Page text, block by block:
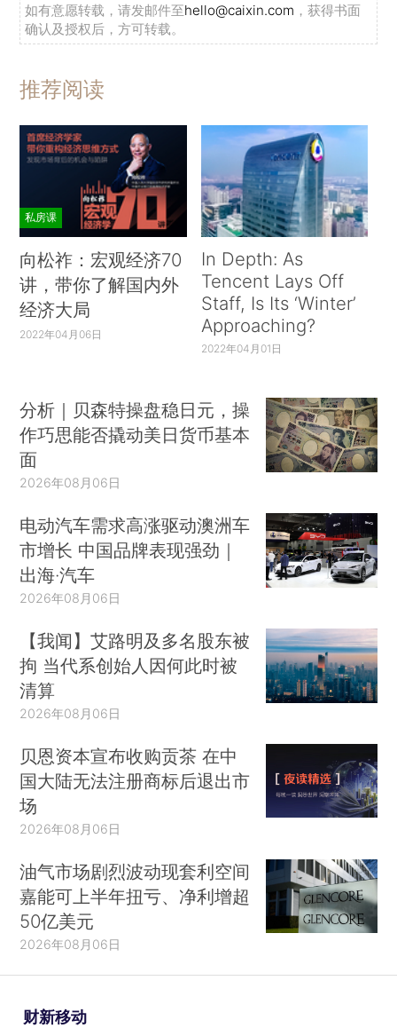
如有意愿转载，请发邮件至hello@caixin.com ，获得书面
确认及授权后，方可转载。
推荐阅读
私房课
向松祚：宏观经济70
讲，带你了解国内外
经济大局
2022年04月06日
In Depth: As
Tencent Lays Off
Staff, Is Its ‘Winter’
Approaching?
2022年04月01日
分析｜贝森特操盘稳日元，操
作巧思能否撬动美日货币基本
面
2026年08月06日
电动汽车需求高涨驱动澳洲车
市增长 中国品牌表现强劲｜
出海·汽车
2026年08月06日
【我闻】艾路明及多名股东被
拘 当代系创始人因何此时被
清算
2026年08月06日
贝恩资本宣布收购贡茶 在中
国大陆无法注册商标后退出市
场
2026年08月06日
油气市场剧烈波动现套利空间
嘉能可上半年扭亏、净利增超
50亿美元
2026年08月06日
财新移动